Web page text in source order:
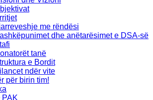
me rëndësi
dhe anëtarësimet e DSA-së
tanë
e Bordit
ndër vite
për birin tim!
PAK